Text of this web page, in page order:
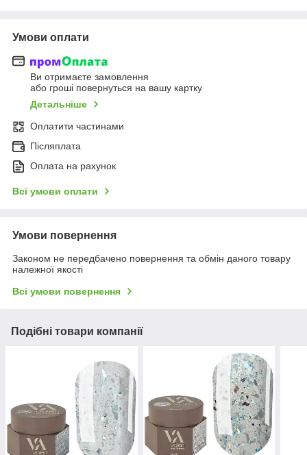
Умови оплати
Ви отримаєте замовлення
або гроші повернуться на вашу картку
Детальніше
Оплатити частинами
Післяплата
Оплата на рахунок
Всі умови оплати
Умови повернення
Законом не передбачено повернення та обмін даного товару
належної якості
Всі умови повернення
Подібні товари компанії